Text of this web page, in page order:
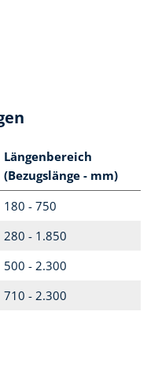
Längenbereich
(Bezugslänge - mm)
180 - 750
280 - 1.850
500 - 2.300
710 - 2.300